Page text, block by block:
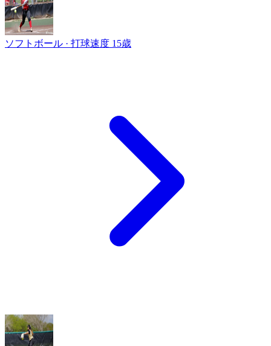
ソフトボール · 打球速度 15歳